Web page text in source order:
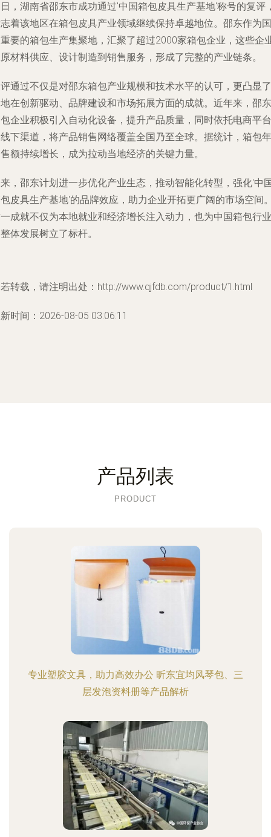
，湖南省邵东市成功通过'中国箱包皮具生产基地'称号的复评
着该地区在箱包皮具产业领域继续保持卓越地位。邵东作为国
要的箱包生产集聚地，汇聚了超过2000家箱包企业，这些企
材料供应、设计制造到销售服务，形成了完整的产业链条。
通过不仅是对邵东箱包产业规模和技术水平的认可，更凸显了
在创新驱动、品牌建设和市场拓展方面的成就。近年来，邵东
企业积极引入自动化设备，提升产品质量，同时依托电商平台
下渠道，将产品销售网络覆盖全国乃至全球。据统计，箱包年
额持续增长，成为拉动当地经济的关键力量。
，邵东计划进一步优化产业生态，推动智能化转型，强化'中
皮具生产基地'的品牌效应，助力企业开拓更广阔的市场空间
成就不仅为本地就业和经济增长注入动力，也为中国箱包行业
体发展树立了标杆。
转载，请注明出处：http://www.qjfdb.com/product/1.html
时间：2026-08-05 03:06:11
产品列表
PRODUCT
专业塑胶文具，助力高效办公 昕东宜均风琴包、三
层发泡资料册等产品解析